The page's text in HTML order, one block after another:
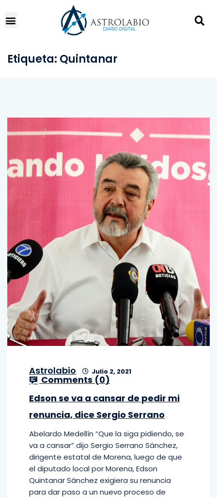
Etiqueta: Quintanar
Astrolabio Julio 2, 2021
Comments (0)
Edson se va a cansar de pedir mi
renuncia, dice Sergio Serrano
Abelardo Medellín “Que la siga pidiendo, se
va a cansar” dijo Sergio Serrano Sánchez,
dirigente estatal de Morena, luego de que
el diputado local por Morena, Edson
Quintanar Sánchez exigiera su renuncia
para dar paso a un nuevo proceso de